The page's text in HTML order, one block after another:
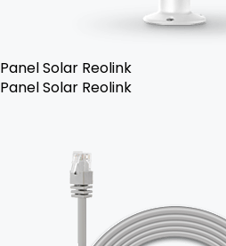
Panel Solar Reolink
Panel Solar Reolink